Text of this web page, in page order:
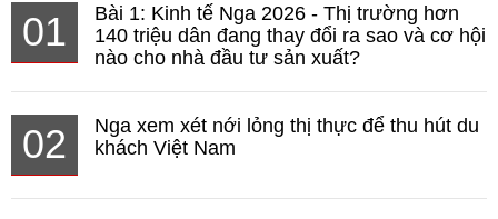
01
Bài 1: Kinh tế Nga 2026 - Thị trường hơn
140 triệu dân đang thay đổi ra sao và cơ hội
nào cho nhà đầu tư sản xuất?
02
Nga xem xét nới lỏng thị thực để thu hút du
khách Việt Nam